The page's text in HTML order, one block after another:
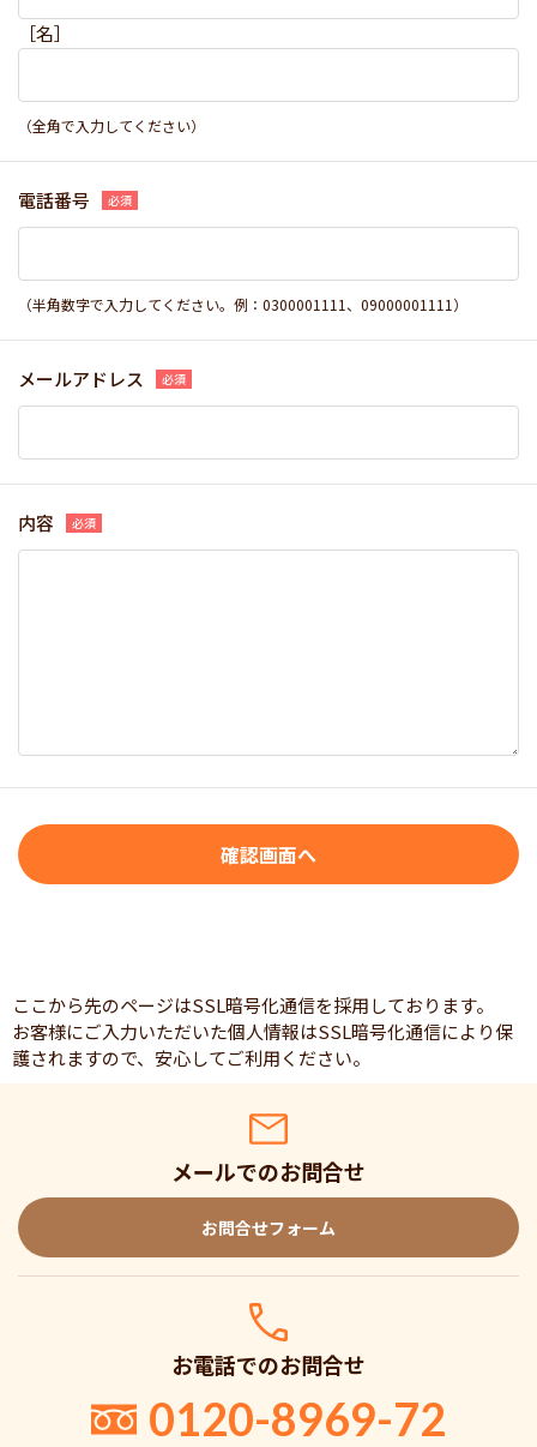
［名］
（全角で入力してください）
電話番号
（半角数字で入力してください。例：0300001111、09000001111）
メールアドレス
内容
ここから先のページはSSL暗号化通信を採用しております。
お客様にご入力いただいた個人情報はSSL暗号化通信により保
護されますので、安心してご利用ください。
メールでのお問合せ
お問合せフォーム
お電話でのお問合せ
0120-8969-72